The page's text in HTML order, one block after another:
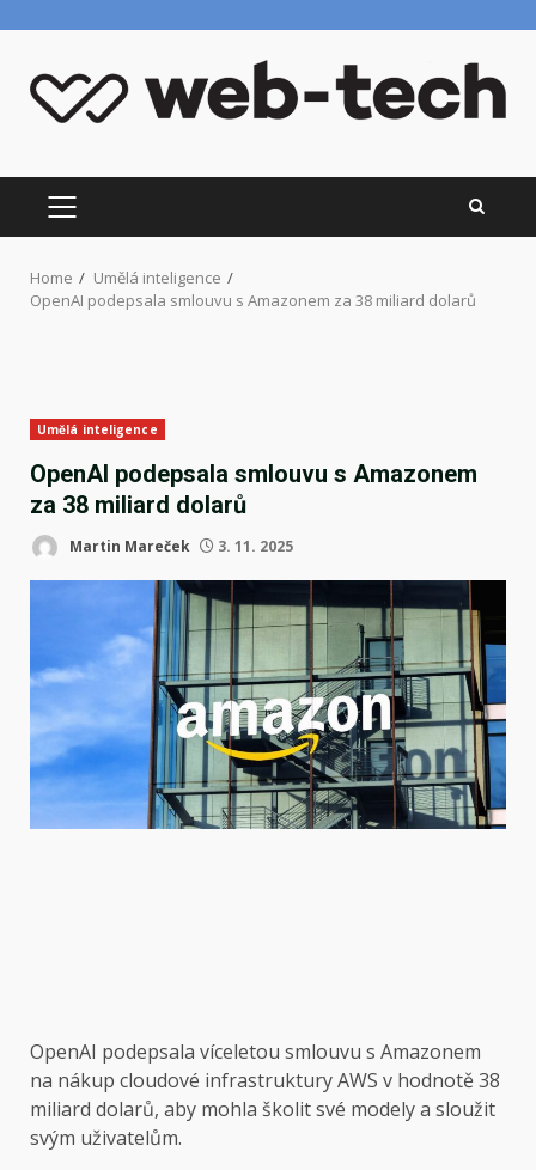
content
PRIMARY
MENU
Home
Umělá inteligence
OpenAI podepsala smlouvu s Amazonem za 38 miliard dolarů
Umělá inteligence
OpenAI podepsala smlouvu s Amazonem
za 38 miliard dolarů
Martin Mareček 3. 11. 2025
OpenAI podepsala víceletou smlouvu s Amazonem
na nákup cloudové infrastruktury AWS v hodnotě 38
miliard dolarů, aby mohla školit své modely a sloužit
svým uživatelům.